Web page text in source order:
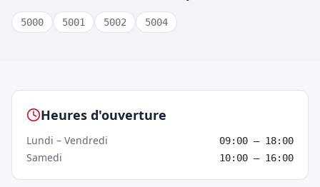
5000 5001 5002 5004
Crowntap –
Heures d'ouverture
Lundi – Vendredi 09:00 – 18:00
Samedi 10:00 – 16:00